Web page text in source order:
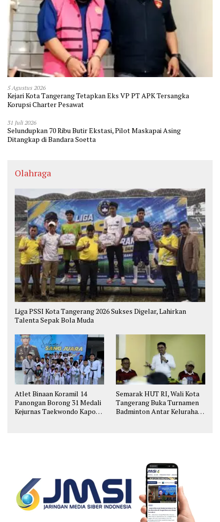
5 Agustus 2026
Kejari Kota Tangerang Tetapkan Eks VP PT APK Tersangka
Korupsi Charter Pesawat
31 Juli 2026
Selundupkan 70 Ribu Butir Ekstasi, Pilot Maskapai Asing
Ditangkap di Bandara Soetta
Olahraga
Liga PSSI Kota Tangerang 2026 Sukses Digelar, Lahirkan
Talenta Sepak Bola Muda
Atlet Binaan Koramil 14
Panongan Borong 31 Medali
Kejurnas Taekwondo Kapolri
Semarak HUT RI, Wali Kota
Tangerang Buka Turnamen
Badminton Antar Kelurahan